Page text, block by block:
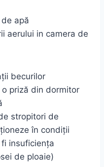
apă
aerului in camera de
becurilor
priză din dormitor
stropitori de
în condiții
insuficiența
de ploaie)